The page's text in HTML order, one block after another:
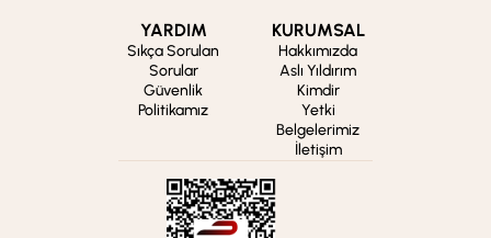
YARDIM
Sıkça Sorulan
Sorular
Güvenlik
Politikamız
KURUMSAL
Hakkımızda
Aslı Yıldırım
Kimdir
Yetki
Belgelerimiz
İletişim